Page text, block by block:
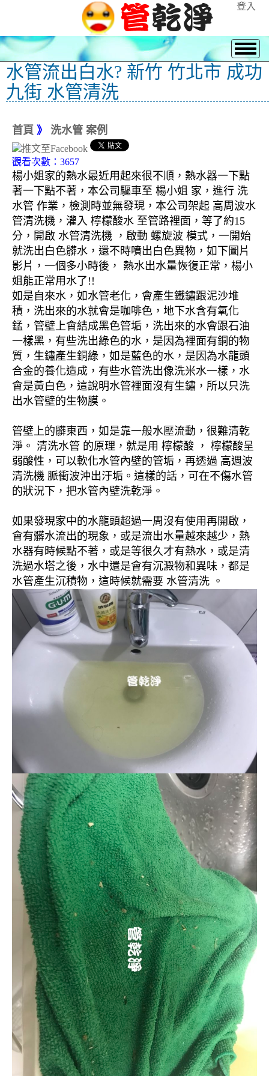
登入
水管流出白水? 新竹 竹北市 成功
九街 水管清洗
首頁 》 洗水管 案例
觀看次數：3657
楊小姐家的熱水最近用起來很不順，熱水器一下點
著一下點不著，本公司驅車至 楊小姐 家，進行 洗
水管 作業，檢測時並無發現，本公司架起 高周波水
管清洗機，灌入 檸檬酸水 至管路裡面，等了約15
分，開啟 水管清洗機 ，啟動 螺旋波 模式，一開始
就洗出白色髒水，還不時噴出白色異物，如下圖片
影片，一個多小時後， 熱水出水量恢復正常，楊小
姐能正常用水了!!
如是自來水，如水管老化，會產生鐵鏽跟泥沙堆
積，洗出來的水就會是咖啡色，地下水含有氧化
錳，管壁上會結成黑色管垢，洗出來的水會跟石油
一樣黑，有些洗出綠色的水，是因為裡面有銅的物
質，生鏽產生銅綠，如是藍色的水，是因為水龍頭
合金的養化造成，有些水管洗出像洗米水一樣，水
會是黃白色，這說明水管裡面沒有生鏽，所以只洗
出水管壁的生物膜。
管壁上的髒東西，如是靠一般水壓流動，很難清乾
淨。 清洗水管 的原理，就是用 檸檬酸 ， 檸檬酸呈
弱酸性，可以軟化水管內壁的管垢，再透過 高週波
清洗機 脈衝波沖出汙垢。這樣的話，可在不傷水管
的狀況下，把水管內壁洗乾淨。
如果發現家中的水龍頭超過一周沒有使用再開啟，
會有髒水流出的現象，或是流出水量越來越少，熱
水器有時候點不著，或是等很久才有熱水，或是清
洗過水塔之後，水中還是會有沉澱物和異味，都是
水管產生沉積物，這時候就需要 水管清洗 。